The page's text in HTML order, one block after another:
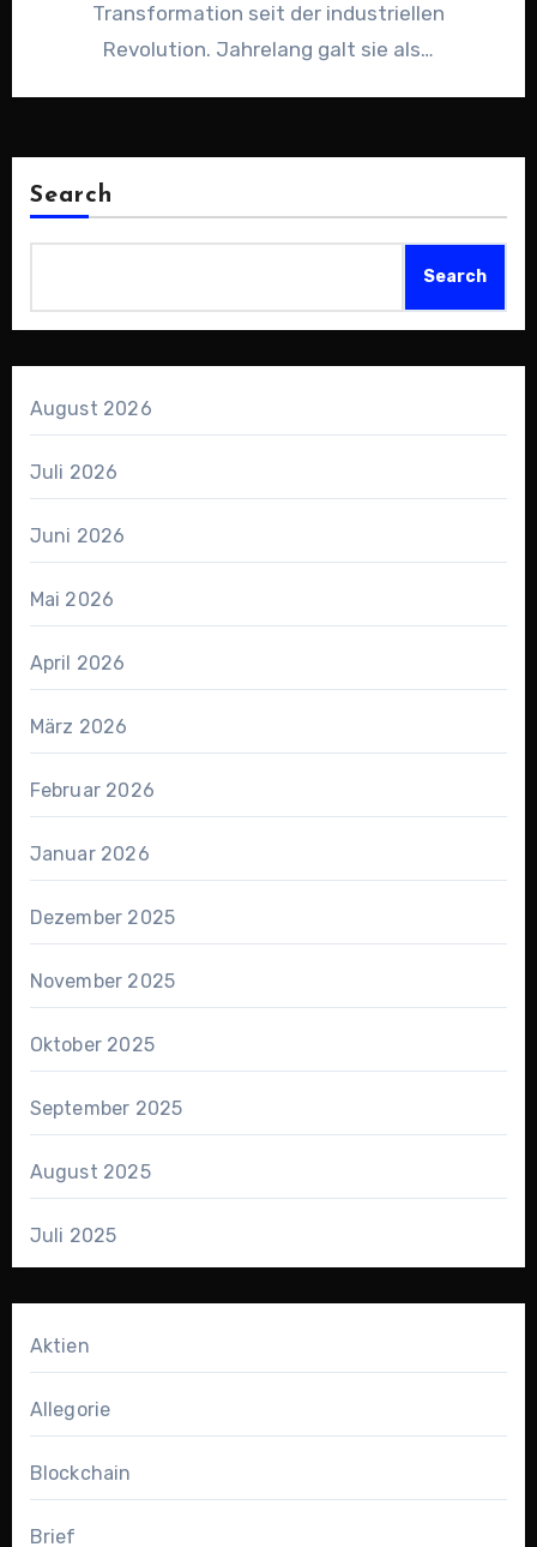
Transformation seit der industriellen
Revolution. Jahrelang galt sie als…
Search
Search
August 2026
Juli 2026
Juni 2026
Mai 2026
April 2026
März 2026
Februar 2026
Januar 2026
Dezember 2025
November 2025
Oktober 2025
September 2025
August 2025
Juli 2025
Aktien
Allegorie
Blockchain
Brief